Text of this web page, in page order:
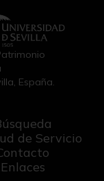
España.
de Servicio
Enlaces